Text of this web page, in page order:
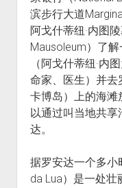
滨步行大道
阿戈什蒂纽·内图
Mausoleum）了
（阿戈什蒂纽·内
命家、医生）并去
卡博岛）上的海滩
以通过叫当地共享
达。
据罗安达一个多小
da Lua）是一处